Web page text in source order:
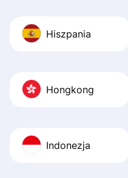
Hiszpania
Hongkong
Indonezja